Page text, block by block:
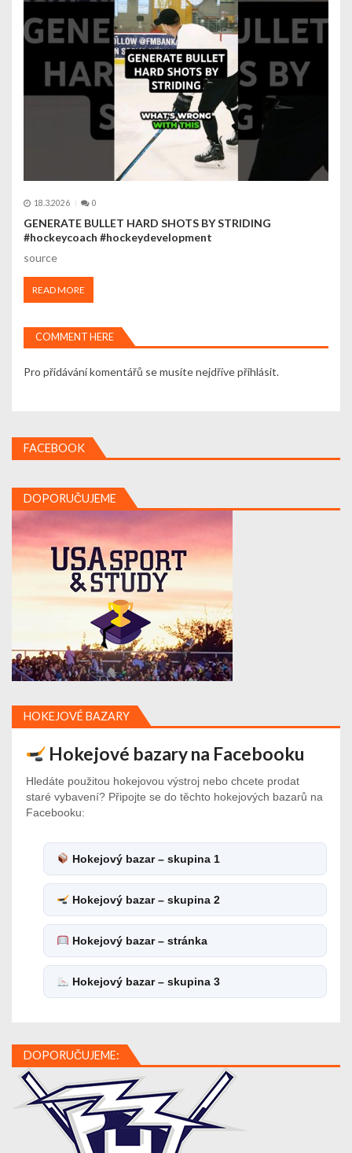
18.3.2026 0
GENERATE BULLET HARD SHOTS BY STRIDING
#hockeycoach #hockeydevelopment
source
READ MORE
COMMENT HERE
Pro přidávání komentářů se musíte nejdřívepřihlásit.
FACEBOOK
DOPORUČUJEME
HOKEJOVÉ BAZARY
Hokejové bazary na Facebooku
Hledáte použitou hokejovou výstroj nebo chcete prodat
staré vybavení? Připojte se do těchto hokejových bazarů na
Facebooku:
Hokejový bazar – skupina 1
Hokejový bazar – skupina 2
Hokejový bazar – stránka
Hokejový bazar – skupina 3
DOPORUČUJEME: